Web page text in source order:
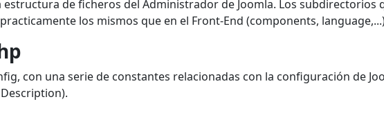
de ficheros del Administrador de Joomla. Los subdirectorios
los mismos que en el Front-End (components,
con una serie de constantes relacionadas con la configuración de